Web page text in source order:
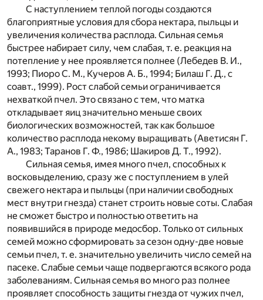
С наступлением теплой погоды создаются
благоприятные условия для сбора нектара, пыльцы и
увеличения количества расплода. Сильная семья
быстрее набирает силу, чем слабая, т. е. реакция на
потепление у нее проявляется полнее (Лебедев В. И.,
1993; Пиоро С. М., Кучеров А. Б., 1994; Билаш Г. Д., с
соавт., 1999). Рост слабой семьи ограничивается
нехваткой пчел. Это связано с тем, что матка
откладывает яиц значительно меньше своих
биологических возможностей, так как большое
количество расплода некому выращивать (Аветисян Г.
А., 1983; Таранов Г. Ф., 1986; Шакиров Д. Т., 1992).
Сильная семья, имея много пчел, способных к
восковыделению, сразу же с поступлением в улей
свежего нектара и пыльцы (при наличии свободных
мест внутри гнезда) станет строить новые соты. Слабая
не сможет быстро и полностью ответить на
появившийся в природе медосбор. Только от сильных
семей можно сформировать за сезон одну-две новые
семьи пчел, т. е. значительно увеличить число семей на
пасеке. Слабые семьи чаще подвергаются всякого рода
заболеваниям. Сильная семья во много раз полнее
проявляет способность защиты гнезда от чужих пчел,